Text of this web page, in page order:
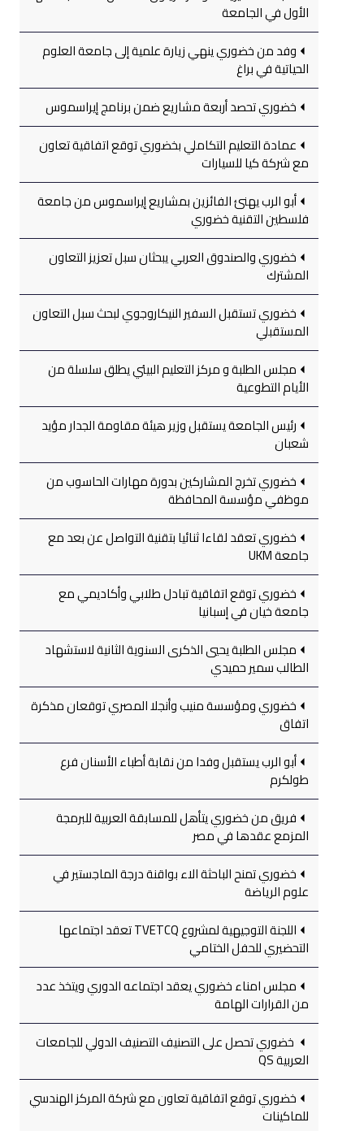
الأول في الجامعة
وفد من خضوري ينهي زيارة علمية إلى جامعة العلوم
الحياتية في براغ
خضوري تحصد أربعة مشاريع ضمن برنامج إيراسموس
عمادة التعليم التكاملي بخضوري توقع اتفاقية تعاون
مع شركة كيا للسيارات
أبو الرب يهنئ الفائزين بمشاريع إيراسموس من جامعة
فلسطين التقنية خضوري
خضوري والصندوق العربي يبحثان سبل تعزيز التعاون
المشترك
خضوري تستقبل السفير النيكاروجوي لبحث سبل التعاون
المستقبلي
مجلس الطلبة و مركز التعليم البيئي يطلق سلسلة من
الأيام التطوعية
رئيس الجامعة يستقبل وزير هيئة مقاومة الجدار مؤيد
شعبان
خضوري تخرج المشاركين بدورة مهارات الحاسوب من
موظفي مؤسسة المحافظة
خضوري تعقد لقاءا ثنائيا بتقنية التواصل عن بعد مع
جامعة UKM
خضوري توقع اتفاقية تبادل طلابي وأكاديمي مع
جامعة خيان في إسبانيا
مجلس الطلبة يحيي الذكرى السنوية الثانية لاستشهاد
الطالب سمير حميدي
خضوري ومؤسسة منيب وأنجلا المصري توقعان مذكرة
اتفاق
أبو الرب يستقبل وفدا من نقابة أطباء الأسنان فرع
طولكرم
فريق من خضوري يتأهل للمسابقة العربية للبرمجة
المزمع عقدها في مصر
خضوري تمنح الباحثة الاء بواقنة درجة الماجستير في
علوم الرياضة
اللجنة التوجيهية لمشروع TVETCQ تعقد اجتماعها
التحضيري للحفل الختامي
مجلس امناء خضوري يعقد اجتماعه الدوري ويتخذ عدد
من القرارات الهامة
خضوري تحصل على التصنيف التصنيف الدولي للجامعات
العربية QS
خضوري توقع اتفاقية تعاون مع شركة المركز الهندسي
للماكينات